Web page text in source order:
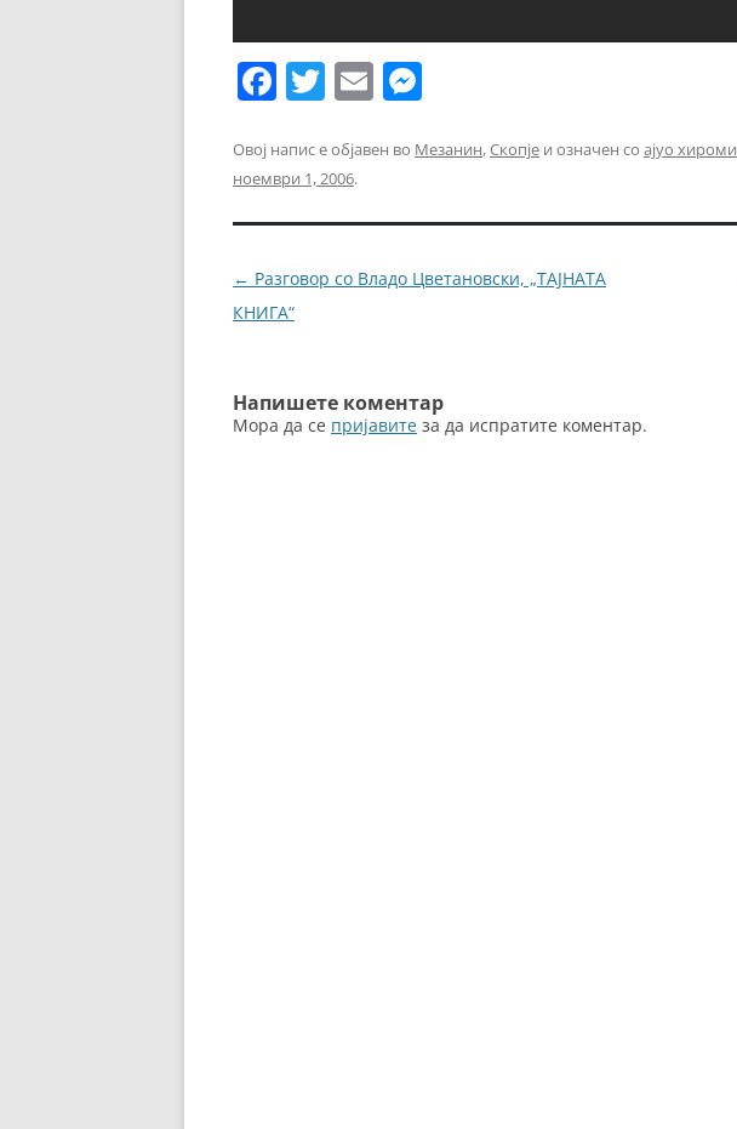
F
c
e
b
o
o
T
itt
er
E
ai ss
n
g
Овој напис е објавен во Мезанин,Скопје и означен со ајуо хироми
ноември 1, 2006.
Навигација
за
← Разговор со Владо Цветановски, „ТАЈНАТА
КНИГА“
Напишете коментар
Мора да се пријавите за да испратите коментар.